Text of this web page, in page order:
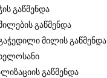
გაწმენდა
გაწმენდა
მილის გაწმენდა
გაწმენდა